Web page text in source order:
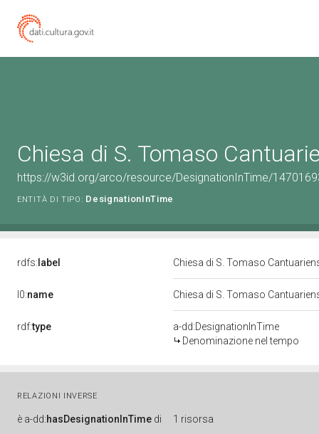
Chiesa di S. Tomaso
https://w3id.org/arco/resource/DesignationInTime/
ENTITÀ DI TIPO: DesignationInTime
rdfs: label Chiesa di S. Tomaso
l0:name Chiesa di S. Tomaso
rdf:type
a-dd:DesignationInTime
Denominazione nel tempo
RELAZIONI INVERSE
è a-dd:hasDesignationInTime di 1 risorsa